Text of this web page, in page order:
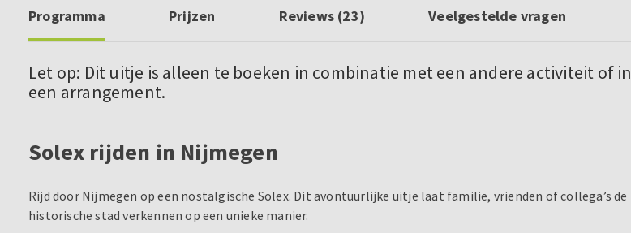
Programma Prijzen Reviews (23) Veelgestelde vragen
Let op: Dit uitje is alleen te boeken in combinatie met een andere activiteit of in
een arrangement.
Solex rijden in Nijmegen
Rijd door Nijmegen op een nostalgische Solex. Dit avontuurlijke uitje laat familie, vrienden of collega’s de
historische stad verkennen op een unieke manier.